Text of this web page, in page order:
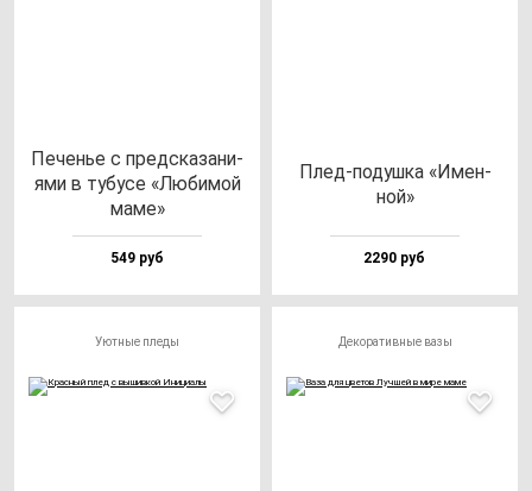
Печенье с пред­ска­за­ни­
ями в ту­бу­се «Люби­мой
ма­ме»
549 руб
Плед-по­душ­ка «Имен­
ной»
2290 руб
Уютные пледы Декоративные вазы